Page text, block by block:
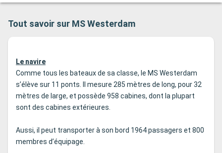
L’animation commence à 19h30, avec notamment
Tout savoir sur MS Westerdam
Le navire
Comme tous les bateaux de sa classe, le MS Westerdam
s’élève sur 11 ponts. Il mesure 285 mètres de long, pour 32
mètres de large, et possède 958 cabines, dont la plupart
sont des cabines extérieures.
Aussi, il peut transporter à son bord 1964 passagers et 800
membres d’équipage.